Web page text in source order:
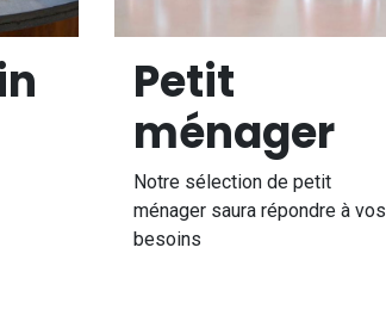
Petit
ménager
Notre sélection de petit
ménager saura répondre à vos
besoins